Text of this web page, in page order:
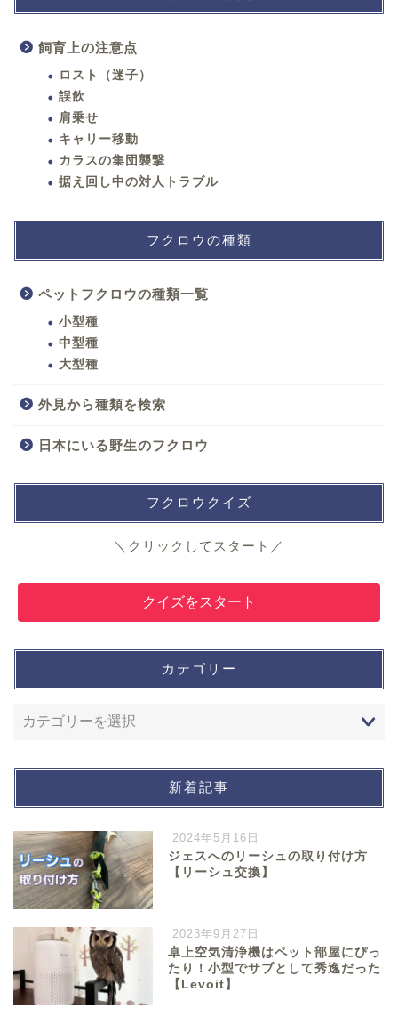
飼育上の注意点
ロスト（迷子）
誤飲
肩乗せ
キャリー移動
カラスの集団襲撃
据え回し中の対人トラブル
フクロウの種類
ペットフクロウの種類一覧
小型種
中型種
大型種
外見から種類を検索
日本にいる野生のフクロウ
フクロウクイズ
＼クリックしてスタート／
クイズをスタート
カテゴリー
新着記事
2024年5月16日
ジェスへのリーシュの取り付け方
【リーシュ交換】
2023年9月27日
卓上空気清浄機はペット部屋にぴっ
たり！小型でサブとして秀逸だった
【Levoit】